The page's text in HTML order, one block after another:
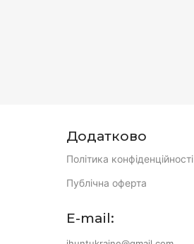
Додатково
Політика конфіденційності
Публічна оферта
E-mail: